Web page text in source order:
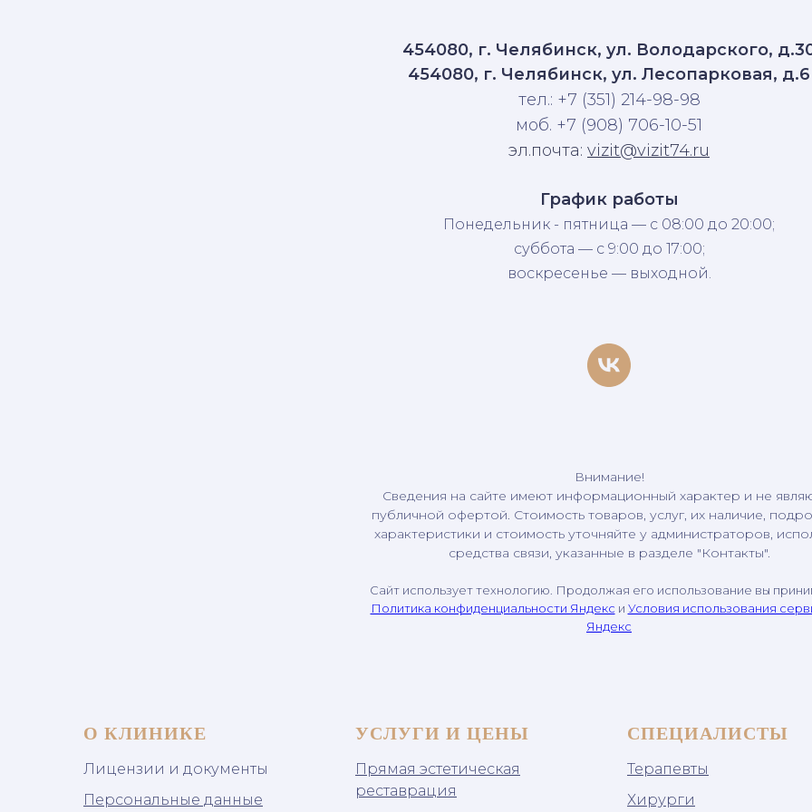
454080, г. Челябинск, ул. Володарского,
454080, г. Челябинск, ул. Лесопарковая, д.6
тел.: +7 (351) 214-98-98
моб. +7 (908) 706-10-51
эл.почта: vizit@vizit74.ru
График работы
Понедельник - пятница — с 08:00 до 20:00;
суббота — с 9:00 до 17:00;
воскресенье — выходной.
Внимание!
Сведения на сайте имеют информационный характер и не
публичной офертой. Стоимость товаров, услуг, их наличие,
характеристики и стоимость уточняйте у администраторов,
средства связи, указанные в разделе "Контакты".
Сайт использует технологию. Продолжая его использование вы
Политика конфиденциальности Яндекс и Условия использования
Яндекс
О КЛИНИКЕ
Лицензии и документы
Персональные данные
УСЛУГИ И ЦЕНЫ
Прямая эстетическая
реставрация
СПЕЦИАЛИСТЫ
Терапевты
Хирурги